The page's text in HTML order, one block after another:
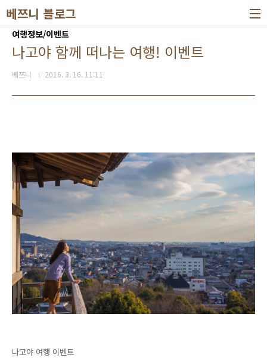
베쯔니 블로그
여행정보/이벤트
나고야 함께 떠나는 여행! 이벤트
베쯔니 2016. 3. 16. 11:11
나고야 여행 이벤트